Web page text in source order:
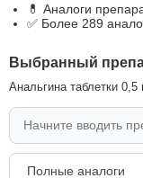
💊 Аналоги
✅ Более 289
Выбранный
Анальгина таблетки 0,5